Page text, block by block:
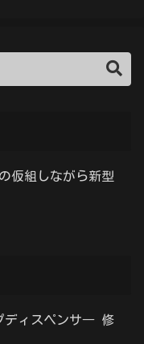
仮組しながら新型
ディスペンサ― 修